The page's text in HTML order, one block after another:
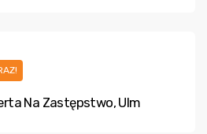
Na Zastępstwo, Ulm